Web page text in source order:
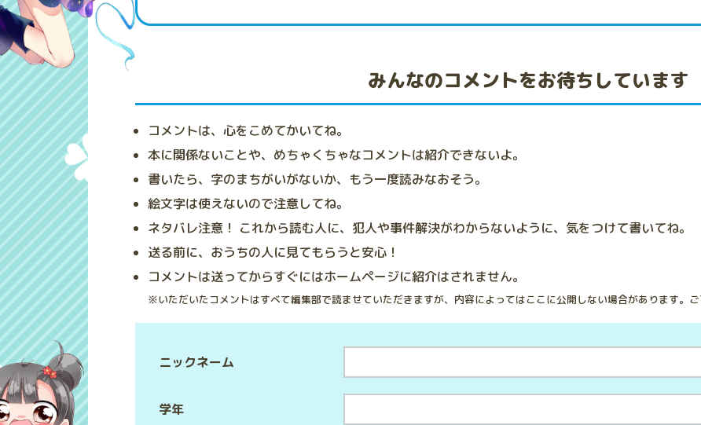
みんなのコメントをお待ちしています
コメントは、心をこめてかいてね。
本に関係ないことや、めちゃくちゃなコメントは紹介できないよ。
書いたら、字のまちがいがないか、もう一度読みなおそう。
絵文字は使えないので注意してね。
ネタバレ注意！ これから読む人に、犯人や事件解決がわからないように、気をつけて書いてね。
送る前に、おうちの人に見てもらうと安心！
コメントは送ってからすぐにはホームページに紹介はされません。
※いただいたコメントはすべて編集部で読ませていただきますが、内容によってはここに公開しない場合があります。ご
学年
ニックネーム